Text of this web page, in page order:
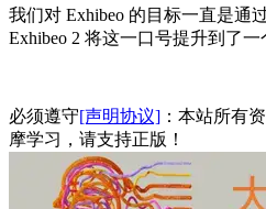
我们对 Exhibeo 的目标一直是通
Exhibeo 2 将这一口号提升到了一
必须遵守[声明协议] ：本站所有
摩学习，请支持正版！